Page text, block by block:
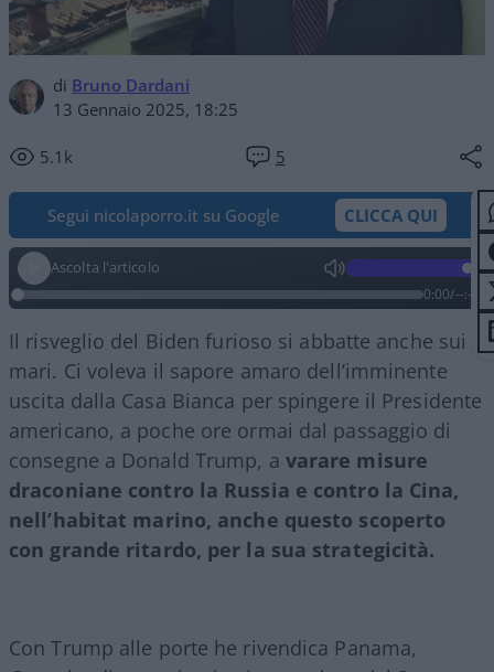
di Bruno Dardani
13 Gennaio 2025, 18:25
5.1k 5
Segui nicolaporro.it su Google CLICCA QUI
Ascolta l'articolo
0:00/--:--
Il risveglio del Biden furioso si abbatte anche sui
mari. Ci voleva il sapore amaro dell’imminente
uscita dalla Casa Bianca per spingere il Presidente
americano, a poche ore ormai dal passaggio di
consegne a Donald Trump, a varare misure
draconiane contro la Russia e contro la Cina,
nell’habitat marino, anche questo scoperto
con grande ritardo, per la sua strategicità.
Con Trump alle porte he rivendica Panama,